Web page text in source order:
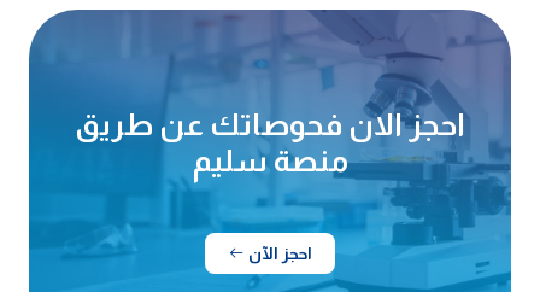
احجز الان فحوصاتك عن طريق
منصة سليم
احجز الآن